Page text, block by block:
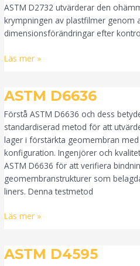
ASTM D2732 utvärderar den
krympningen av plastfilmer genom
dimensionsförändringar efter
Läs mer »
ASTM D6636
Förstå ASTM D6636 och dess
standardiserad metod för att
lager i förstärkta geomembran
konfiguration. Ingenjörer och
ASTM D6636 för att verifiera
geomembranstrukturer som
liners. Denna testmetod
ASTM
Läs mer »
ASTM D4595
ASTM